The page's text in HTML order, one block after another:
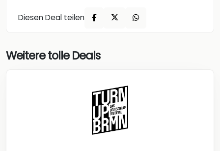
Diesen Deal teilen
Weitere tolle Deals